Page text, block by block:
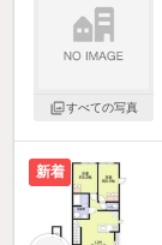
すべての写真
新着